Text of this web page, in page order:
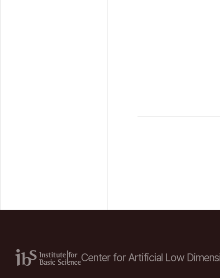
Center for Artificial Low